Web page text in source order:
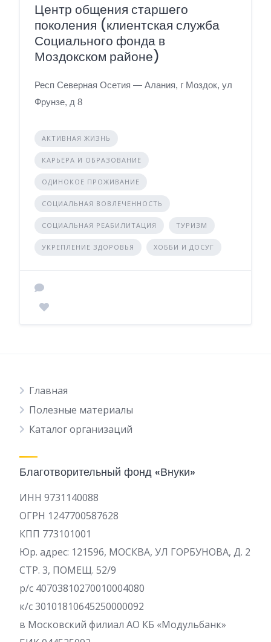
Центр общения старшего
поколения (клиентская служба
Социального фонда в
Моздокском районе)
Респ Северная Осетия — Алания, г Моздок, ул
Фрунзе, д 8
АКТИВНАЯ ЖИЗНЬ
КАРЬЕРА И ОБРАЗОВАНИЕ
ОДИНОКОЕ ПРОЖИВАНИЕ
СОЦИАЛЬНАЯ ВОВЛЕЧЕННОСТЬ
СОЦИАЛЬНАЯ РЕАБИЛИТАЦИЯ ТУРИЗМ
УКРЕПЛЕНИЕ ЗДОРОВЬЯ ХОББИ И ДОСУГ
Главная
Полезные материалы
Каталог организаций
Благотворительный фонд «Внуки»
ИНН 9731140088
ОГРН 1247700587628
КПП 773101001
Юр. адрес: 121596, МОСКВА, УЛ ГОРБУНОВА, Д. 2
СТР. 3, ПОМЕЩ. 52/9
р/c 40703810270010004080
к/с 30101810645250000092
в Московский филиал АО КБ «Модульбанк»